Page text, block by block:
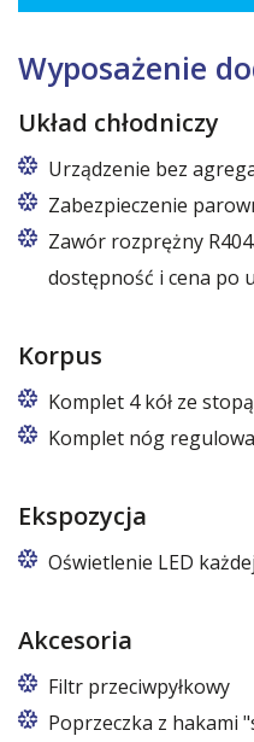
Wyposażenie
Układ chłodniczy
Urządzenie bez
Zabezpieczenie
Zawór rozprężny
dostępność i cena po
Korpus
Komplet 4 kół ze
Komplet nóg
Komplet dla
Ekspozycja
Oświetlenie LED
Akcesoria
Filtr przeciwpyłkowy
Poprzeczka z hakami